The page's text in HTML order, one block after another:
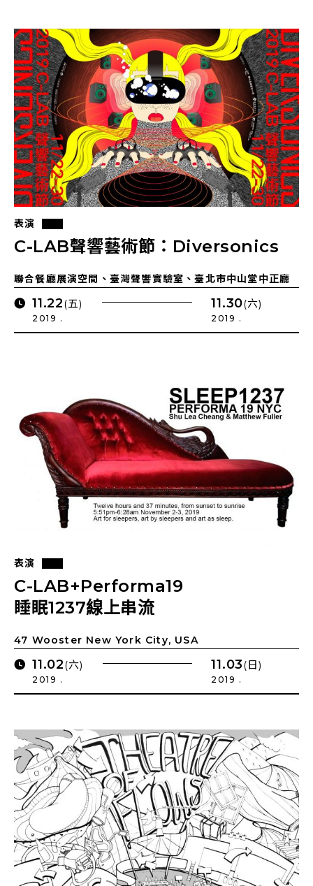
表演
C-LAB聲響藝術節：Diversonics
聯合餐廳展演空間、臺灣聲響實驗室、臺北市中山堂中正廳
11.22(五)
2019 .
11.30(六)
2019 .
表演
C-LAB+Performa19
睡眠1237線上串流
47 Wooster New York City, USA
11.02(六)
2019 .
11.03(日)
2019 .